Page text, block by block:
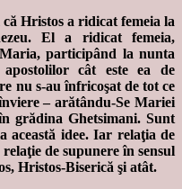
că Hristos a ridicat femeia la
El a ridicat femeia,
participând la nunta
cât este ea de
nu s-au înfricoşat de tot ce
– arătându-Se Mariei
grădina Ghetsimani. Sunt
această idee. Iar relaţia de
de supunere în sensul
Hristos-Biserică şi atât.